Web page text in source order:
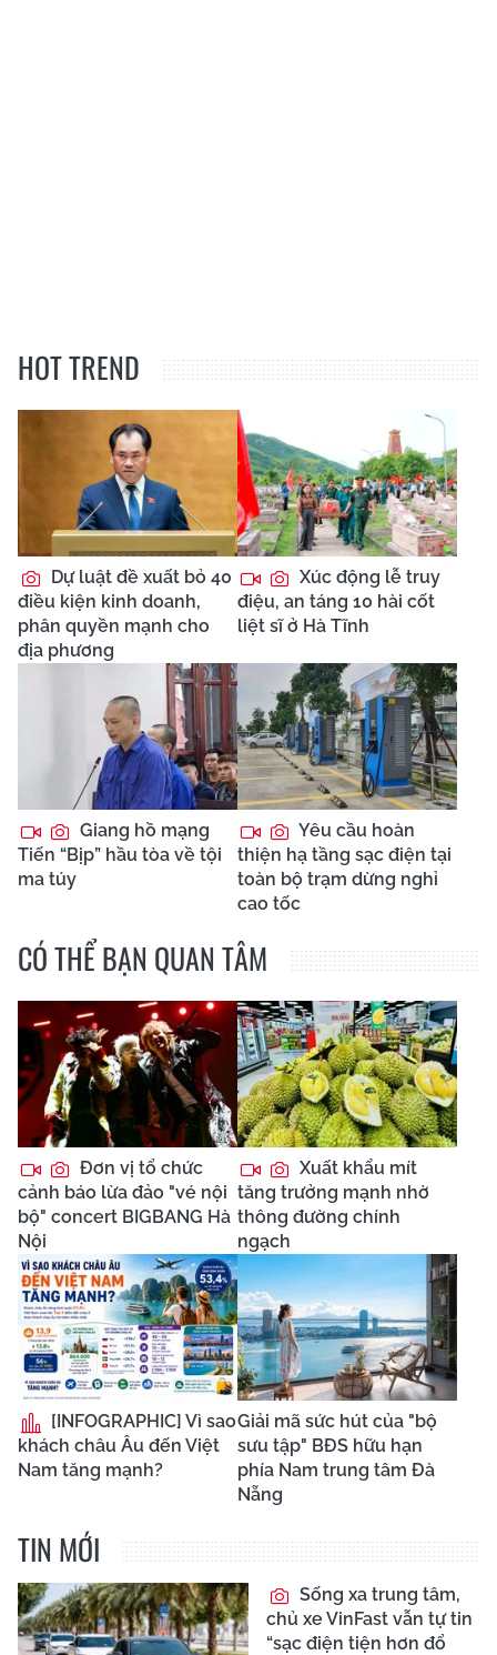
HOT TREND
Dự luật đề xuất bỏ 40
điều kiện kinh doanh,
phân quyền mạnh cho
địa phương
Xúc động lễ truy
điệu, an táng 10 hài cốt
liệt sĩ ở Hà Tĩnh
Giang hồ mạng
Tiến “Bịp” hầu tòa về tội
ma túy
Yêu cầu hoàn
thiện hạ tầng sạc điện tại
toàn bộ trạm dừng nghỉ
cao tốc
CÓ THỂ BẠN QUAN TÂM
Đơn vị tổ chức
cảnh báo lừa đảo "vé nội
bộ" concert BIGBANG Hà
Nội
Xuất khẩu mít
tăng trưởng mạnh nhờ
thông đường chính
ngạch
[INFOGRAPHIC] Vì sao
khách châu Âu đến Việt
Nam tăng mạnh?
Giải mã sức hút của "bộ
sưu tập" BĐS hữu hạn
phía Nam trung tâm Đà
Nẵng
TIN MỚI
Sống xa trung tâm,
chủ xe VinFast vẫn tự tin
“sạc điện tiện hơn đổ